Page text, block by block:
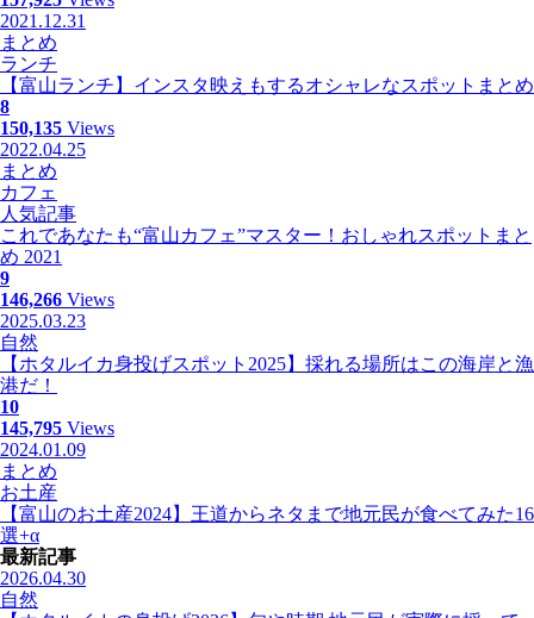
2021.12.31
まとめ
ランチ
【富山ランチ】インスタ映えもするオシャレなスポットまとめ
8
150,135 Views
2022.04.25
まとめ
カフェ
人気記事
これであなたも“富山カフェ”マスター！おしゃれスポットまと
め 2021
9
146,266 Views
2025.03.23
自然
【ホタルイカ身投げスポット2025】採れる場所はこの海岸と漁
港だ！
10
145,795 Views
2024.01.09
まとめ
お土産
【富山のお土産2024】王道からネタまで地元民が食べてみた16
選+α
最新記事
2026.04.30
自然